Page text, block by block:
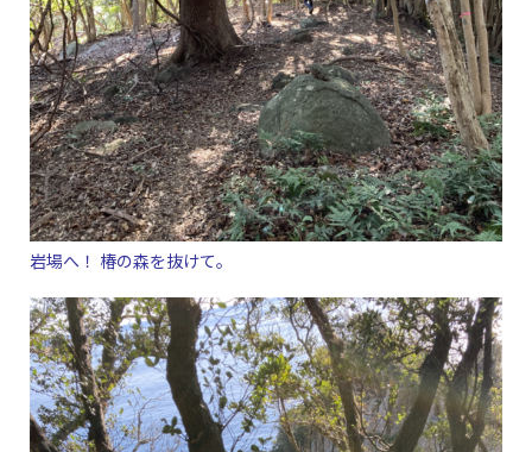
岩場へ！ 椿の森を抜けて。